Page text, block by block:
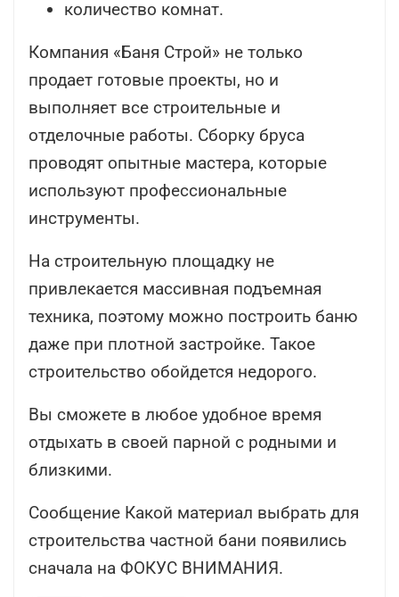
количество комнат.
Компания «Баня Строй» не только
продает готовые проекты, но и
выполняет все строительные и
отделочные работы. Сборку бруса
проводят опытные мастера, которые
используют профессиональные
инструменты.
На строительную площадку не
привлекается массивная подъемная
техника, поэтому можно построить баню
даже при плотной застройке. Такое
строительство обойдется недорого.
Вы сможете в любое удобное время
отдыхать в своей парной с родными и
близкими.
Сообщение Какой материал выбрать для
строительства частной бани появились
сначала на ФОКУС ВНИМАНИЯ.